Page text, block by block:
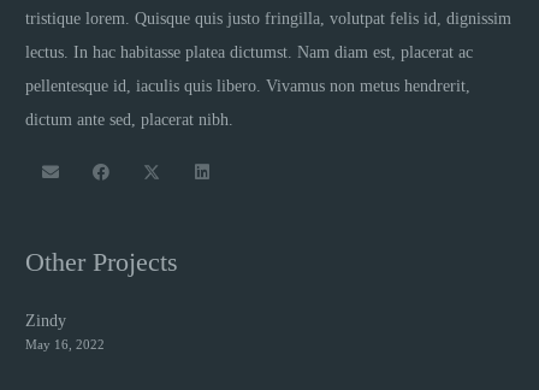
tristique lorem. Quisque quis justo fringilla, volutpat felis id, dignissim
lectus. In hac habitasse platea dictumst. Nam diam est, placerat ac
pellentesque id, iaculis quis libero. Vivamus non metus hendrerit,
dictum ante sed, placerat nibh.
Other Projects
Zindy
May 16, 2022